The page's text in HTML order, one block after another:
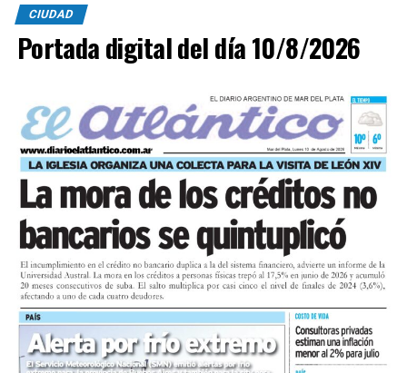
CIUDAD
Portada digital del día 10/8/2026